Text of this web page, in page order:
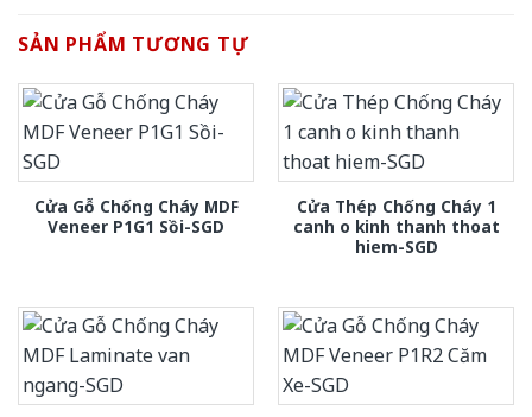
SẢN PHẨM TƯƠNG TỰ
Cửa Gỗ Chống Cháy MDF
Veneer P1G1 Sồi-SGD
Cửa Thép Chống Cháy 1
canh o kinh thanh thoat
hiem-SGD